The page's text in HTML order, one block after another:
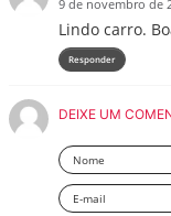
9 de novembro de
Lindo carro.
Responder
DEIXE UM
Nome
Email